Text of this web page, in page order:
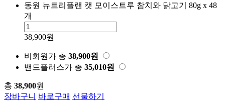
동원 뉴트리플랜 캣 모이스트루 참치와 닭고기 80g x 48
개
38,900원
비회원가 총 38,900원
밴드플러스가 총 35,010원
총 38,900원
장바구니 바로구매 선물하기